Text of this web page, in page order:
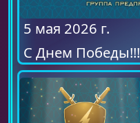
5 мая 2026 г.
С Днем Победы!!!